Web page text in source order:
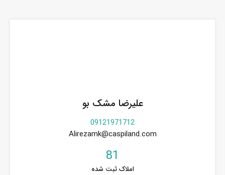
علیرضا مشک بو
09121971712
Alirezamk@caspiland.com
81
املاک ثبت شده